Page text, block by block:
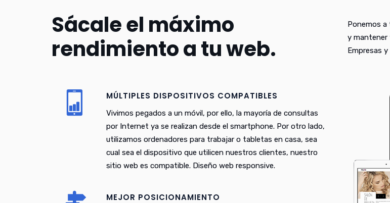
Sácale el máximo
rendimiento a tu web.
Ponemos a
y mantener
Empresas
MÚLTIPLES DISPOSITIVOS COMPATIBLES
Vivimos pegados a un móvil, por ello, la mayoría de consultas
por Internet ya se realizan desde el smartphone. Por otro lado,
utilizamos ordenadores para trabajar o tabletas en casa, sea
cual sea el dispositivo que utilicen nuestros clientes, nuestro
sitio web es compatible. Diseño web responsive.
MEJOR POSICIONAMIENTO